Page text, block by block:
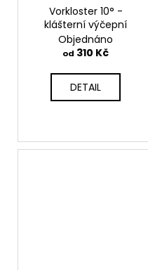
Vorkloster 10° -
klášterní výčepní
Objednáno
od 310 Kč
DETAIL